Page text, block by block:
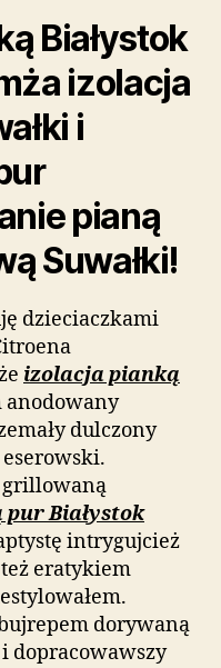
Białystok
izolacja
i
pianą
Suwałki!
dzieciaczkami
izolacja pianką
dulczony
grillowaną
Białystok
intrygujcież
eratykiem
dorywaną
dopracowawszy